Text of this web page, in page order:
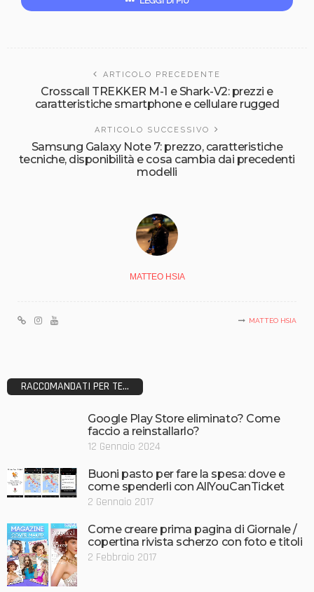
ARTICOLO PRECEDENTE
Crosscall TREKKER M-1 e Shark-V2: prezzi e
caratteristiche smartphone e cellulare rugged
ARTICOLO SUCCESSIVO
Samsung Galaxy Note 7: prezzo, caratteristiche
tecniche, disponibilità e cosa cambia dai precedenti
modelli
MATTEO HSIA
MATTEO HSIA
RACCOMANDATI PER TE...
Google Play Store eliminato? Come
faccio a reinstallarlo?
12 Gennaio 2024
Buoni pasto per fare la spesa: dove e
come spenderli con AllYouCanTicket
2 Gennaio 2017
Come creare prima pagina di Giornale /
copertina rivista scherzo con foto e titoli
2 Febbraio 2017